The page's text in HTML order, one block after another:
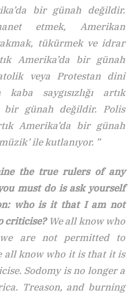
bir günah değildir.
etmek, Amerikan
tükürmek ve idrar
Amerika’da bir günah
veya Protestan dini
kaba saygısızlığı artık
bir günah değildir. Polis
Amerika’da bir günah
ile kutlanıyor. ”
the true rulers of any
must do is ask yourself
who is it that I am not
criticise?We all know who
are not permitted to
all know who it is that it is
Sodomy is no longer a
Treason, and burning